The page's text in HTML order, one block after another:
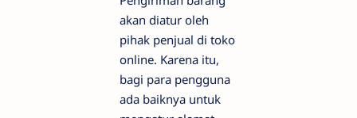
akan diatur oleh
pihak penjual di toko
online. Karena itu,
bagi para pengguna
ada baiknya untuk